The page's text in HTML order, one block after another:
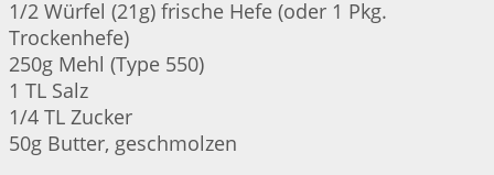
1/2 Würfel (21g) frische Hefe (oder 1 Pkg.
Trockenhefe)
250g Mehl (Type 550)
1 TL Salz
1/4 TL Zucker
50g Butter, geschmolzen